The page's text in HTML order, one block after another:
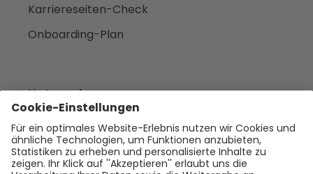
Karriereseiten-Check
Onboarding-Plan
Unternehmen
Empfehlen
Über uns